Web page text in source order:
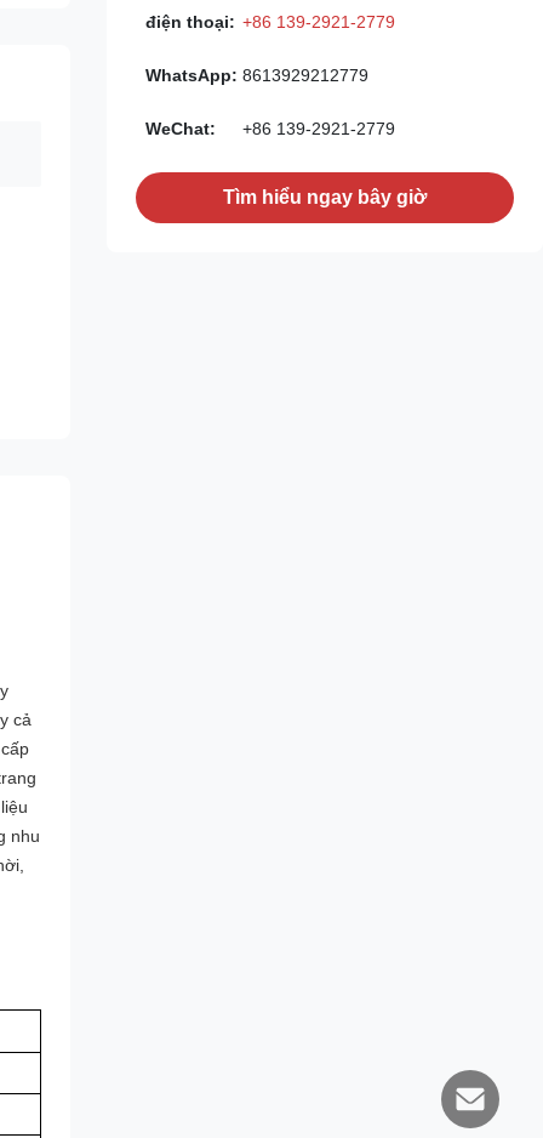
cả
nhu
điện thoại: +86 139-2921-2779
WhatsApp: 8613929212779
WeChat: +86 139-2921-2779
Tìm hiểu ngay bây giờ